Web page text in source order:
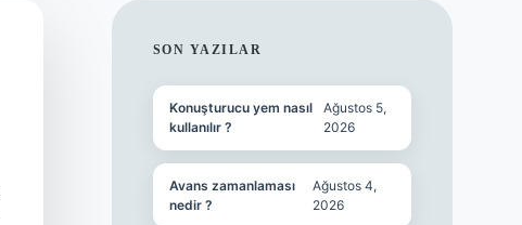
SIDEBAR
SON YAZILAR
Konuşturucu yem nasıl
kullanılır ?
Ağustos 5,
2026
Avans zamanlaması
nedir ?
Ağustos 4,
2026
tulipbet giriş